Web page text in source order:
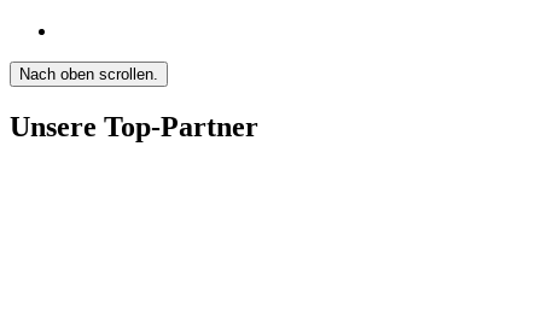
Nach oben scrollen.
Unsere Top-Partner